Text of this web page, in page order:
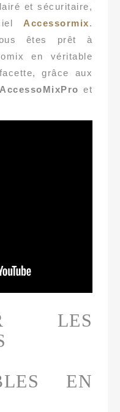
et sécuritaire,
Accessormix.
êtes prêt à
en véritable
grâce aux
AccessoMixPro et
LES
EN